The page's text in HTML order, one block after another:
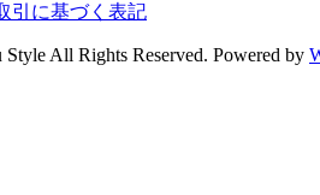
引に基づく表記
All Rights Reserved. Powered by